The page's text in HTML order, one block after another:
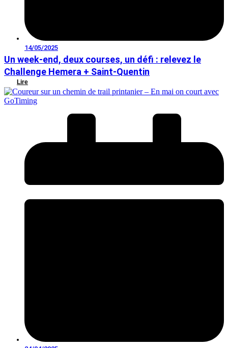
14/05/2025
Un week-end, deux courses, un défi : relevez le
Challenge Hemera + Saint-Quentin
Lire